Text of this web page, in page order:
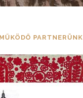
PARTNERÜNK